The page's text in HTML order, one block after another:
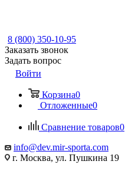
8 (800) 350-10-95
Заказать звонок
Задать вопрос
Войти
Корзина0
Отложенные0
Сравнение товаров0
info@dev.mir-sporta.com
г. Москва, ул. Пушкина 19